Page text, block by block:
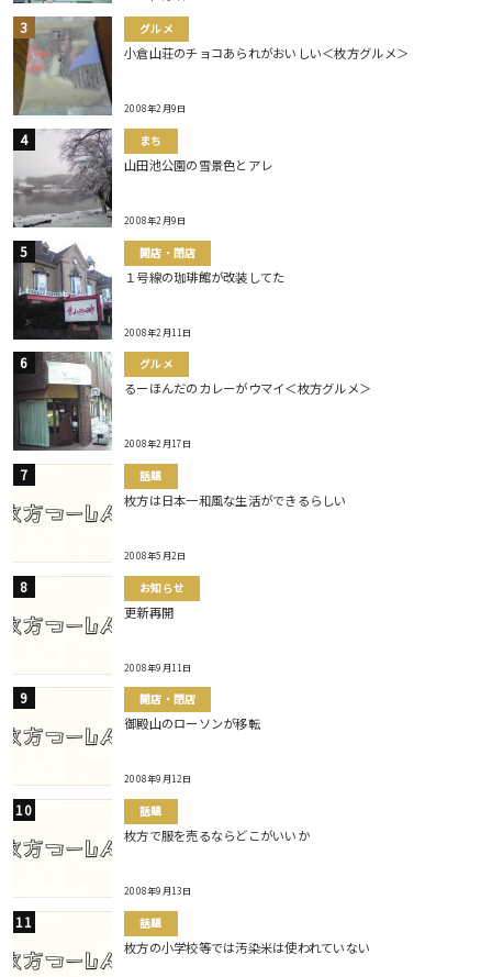
グルメ
小倉山荘のチョコあられがおいしい＜枚方グルメ＞
2008年2月9日
まち
山田池公園の雪景色とアレ
2008年2月9日
開店・閉店
１号線の珈琲館が改装してた
2008年2月11日
グルメ
るーほんだのカレーがウマイ＜枚方グルメ＞
2008年2月17日
話題
枚方は日本一和風な生活ができるらしい
2008年5月2日
お知らせ
更新再開
2008年9月11日
開店・閉店
御殿山のローソンが移転
2008年9月12日
話題
枚方で服を売るならどこがいいか
2008年9月13日
話題
枚方の小学校等では汚染米は使われていない